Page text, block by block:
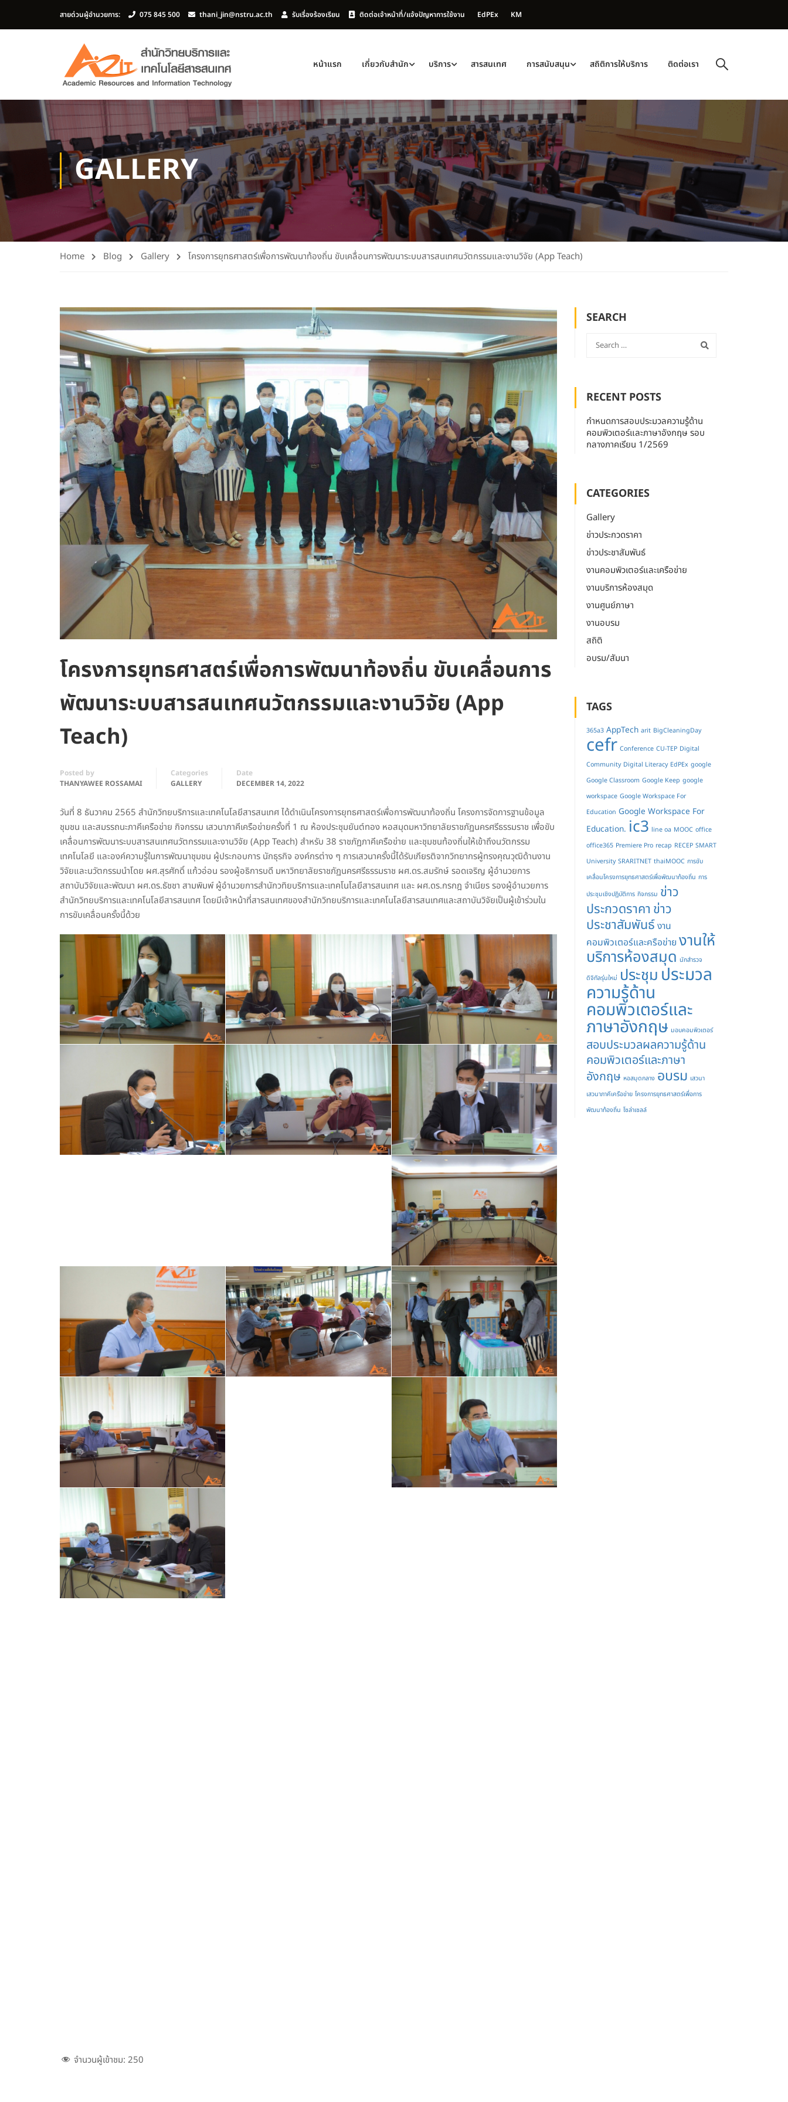
สายด่วนผู้อำนวยการ: 075 845 500 thani_jin@nstru.ac.th รับเรื่องร้องเรียน ติดต่อเจ้าหน้าที่/แจ้งปัญหาการใช้งาน EdPEx KM
หน้าแรก เกี่ยวกับสำนัก บริการ สารสนเทศ การสนับสนุน สถิติการให้บริการ ติดต่อเรา
GALLERY
Home Blog Gallery โครงการยุทธศาสตร์เพื่อการพัฒนาท้องถิ่น ขับเคลื่อนการพัฒนาระบบสารสนเทศนวัตกรรมและงานวิจัย (App Teach)
โครงการยุทธศาสตร์เพื่อการพัฒนาท้องถิ่น ขับเคลื่อนการ
พัฒนาระบบสารสนเทศนวัตกรรมและงานวิจัย (App
Teach)
Posted by
THANYAWEE ROSSAMAI
Categories
GALLERY
Date
DECEMBER 14, 2022
วันที่ 8 ธันวาคม 2565 สำนักวิทยบริการและเทคโนโลยีสารสนเทศ ได้ดำเนินโครงการยุทธศาสตร์เพื่อการพัฒนาท้องถิ่น โครงการจัดการฐานข้อมูล
ชุมชน และสมรรถนะภาคีเครือข่าย กิจกรรม เสวนาภาคีเครือข่ายครั้งที่ 1 ณ ห้องประชุมยันต์ทอง หอสมุดมหาวิทยาลัยราชภัฏนครศรีธรรมราช เพื่อขับ
เคลื่อนการพัฒนาระบบสารสนเทศนวัตกรรมและงานวิจัย (App Teach) สำหรับ 38 ราชภัฏภาคีเครือข่าย และชุมชนท้องถิ่นให้เข้าถึงนวัตกรรม
เทคโนโลยี และองค์ความรู้ในการพัฒนาชุมชน ผู้ประกอบการ นักธุรกิจ องค์กรต่าง ๆ การเสวนาครั้งนี้ได้รับเกียรติจากวิทยากรผู้ทรงคุณวุฒิด้านงาน
วิจัยและนวัตกรรมนำโดย ผศ.สุรศักดิ์ แก้วอ่อน รองผู้อธิการบดี มหาวิทยาลัยราชภัฏนครศรีธรรมราช ผศ.ดร.สมรักษ์ รอดเจริญ ผู้อำนวยการ
สถาบันวิจัยและพัฒนา ผศ.ดร.ธัชชา สามพิมพ์ ผู้อำนวยการสำนักวทิยบริการและเทคโนโลยีสารสนเทศ และ ผศ.ดร.กรกฎ จำเนียร รองผู้อำนวยการ
สำนักวิทยบริการและเทคโนโลยีสารสนเทศ โดยมีเจ้าหน้าที่สารสนเทศของสำนักวิทยบริการและเทคโนโลยีสารสนเทศและสถาบันวิจัยเป็นผู้เข้าร่วมใน
การขับเคลื่อนครั้งนี้ด้วย
จำนวนผู้เข้าชม: 250
SEARCH
RECENT POSTS
กำหนดการสอบประมวลความรู้ด้าน
คอมพิวเตอร์และภาษาอังกฤษ รอบ
กลางภาคเรียน 1/2569
CATEGORIES
Gallery
ข่าวประกวดราคา
ข่าวประชาสัมพันธ์
งานคอมพิวเตอร์และเครือข่าย
งานบริการห้องสมุด
งานศูนย์ภาษา
งานอบรม
สถิติ
อบรม/สัมนา
TAGS
365a3 AppTech arit BigCleaningDay
cefr Conference CU-TEP Digital
Community Digital Literacy EdPEx google
Google Classroom Google Keep google
workspace Google Workspace For
Education Google Workspace For
Education. ic3 line oa MOOC office
office365 Premiere Pro recap RECEP SMART
University SRARITNET thaiMOOC การขับ
เคลื่อนโครงการยุทธศาสตร์เพื่อพัฒนาท้องถิ่น การ
ประชุมเชิงปฏิบัติการ กิจกรรม ข่าว
ประกวดราคา ข่าว
ประชาสัมพันธ์งาน
คอมพิวเตอร์และครือข่าย งานให้
บริการห้องสมุด นักสำรวจ
ดิจิทัลรุ่นใหม่ ประชุม ประมวล
ความรู้ด้าน
คอมพิวเตอร์และ
ภาษาอังกฤษ มอบคอมพิวเตอร์
สอบประมวลผลความรู้ด้าน
คอมพิวเตอร์และภาษา
อังกฤษ หอสมุดกลาง อบรม เสวนา
เสวนาภาคีเครือข่าย โครงการยุทธศาสตร์เพื่อการ
พัฒนาท้องถิ่น โซล่าเซลล์